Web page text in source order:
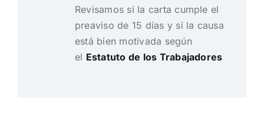
Revisamos si la carta cumple el
preaviso de 15 días y si la causa
está bien motivada según
el Estatuto de los Trabajadores